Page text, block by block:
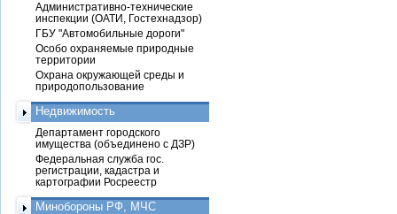
Административно-технические
инспекции (ОАТИ, Гостехнадзор)
ГБУ "Автомобильные дороги"
Особо охраняемые природные
территории
Охрана окружающей среды и
природопользование
Недвижимость
Департамент городского
имущества (объединено с ДЗР)
Федеральная служба гос.
регистрации, кадастра и
картографии Росреестр
Минобороны РФ, МЧС